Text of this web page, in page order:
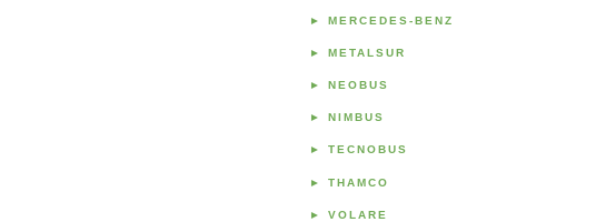
► MERCEDES-BENZ
► METALSUR
► NEOBUS
► NIMBUS
► TECNOBUS
► THAMCO
► VOLARE